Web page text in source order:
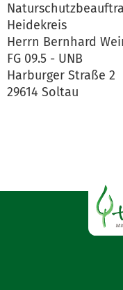
Heidekreis
Herrn Bernhard
FG 09.5 - UNB
Harburger Straße 2
29614 Soltau